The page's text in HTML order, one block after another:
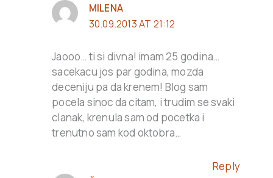
MILENA
30.09.2013 AT 21:12
Jaooo… ti si divna! imam 25 godina…
sacekacu jos par godina, mozda
deceniju pa da krenem! Blog sam
pocela sinoc da citam, i trudim se svaki
clanak, krenula sam od pocetka i
trenutno sam kod oktobra…
Reply